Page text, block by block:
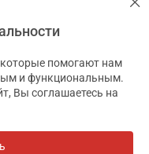
С ВРАЧОМ
43631965.
помогают нам
и функциональным.
Вы соглашаетесь на
✕